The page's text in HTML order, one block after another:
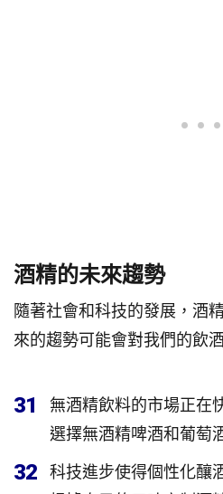
酒精的未來趨勢
隨著社會和科技的發展，酒
來的趨勢可能會對我們的飲
31
無酒精飲料的市場正在
選擇無酒精啤酒和葡萄
32
科技進步使得個性化釀